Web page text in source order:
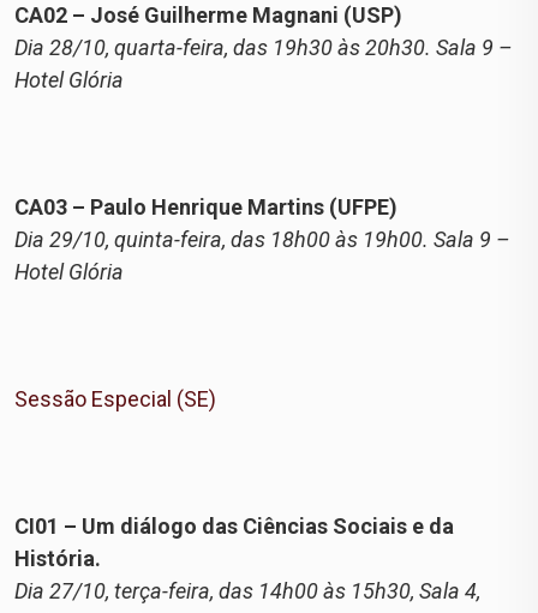
CA02 – José Guilherme Magnani (USP)
Dia 28/10, quarta-feira, das 19h30 às 20h30. Sala 9 –
Hotel Glória
CA03 – Paulo Henrique Martins (UFPE)
Dia 29/10, quinta-feira, das 18h00 às 19h00. Sala 9 –
Hotel Glória
Sessão Especial (SE)
CI01 – Um diálogo das Ciências Sociais e da
História.
Dia 27/10, terça-feira, das 14h00 às 15h30, Sala 4,